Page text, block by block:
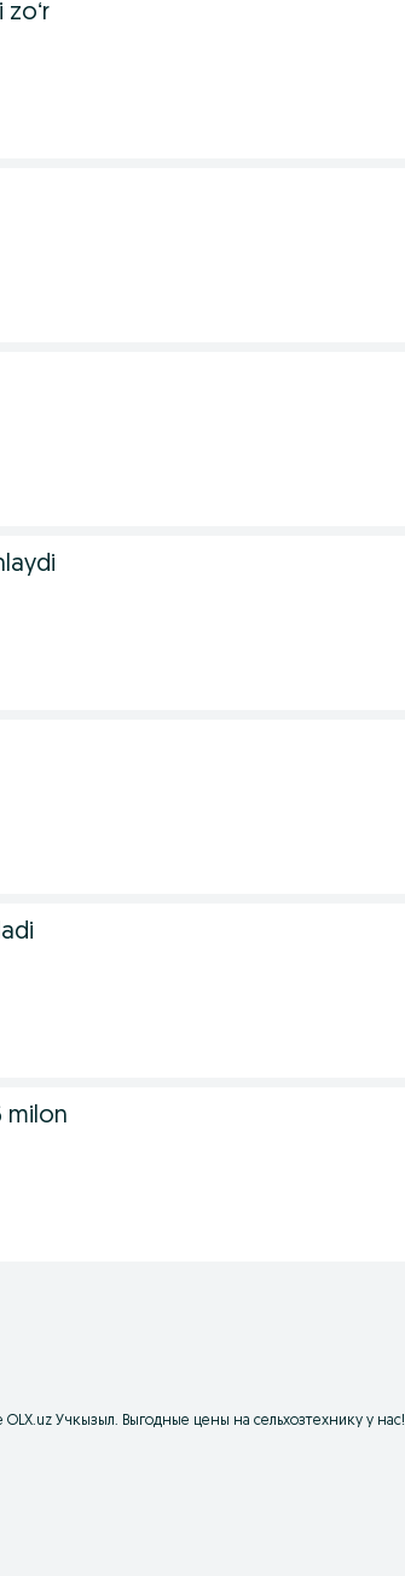
zoʻr
milon
Учкызыл. Выгодные цены на сельхозтехнику у нас!